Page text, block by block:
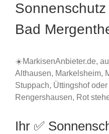
Bad
☀️MarkisenAnbieter.de,
Althausen, Markelsheim,
Stuppach, Üttingshof oder
Rengershausen, Rot
Ihr ✅